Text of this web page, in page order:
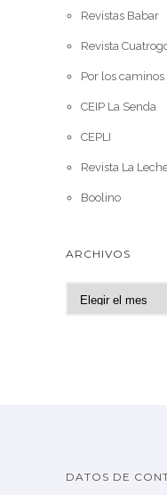
Revistas Babar
Revista
Por los
CEIP La Senda
CEPLI
Revista La
Boolino
ARCHIVOS
r
DATOS DE